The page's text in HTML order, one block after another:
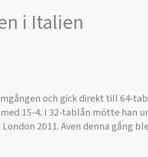
i Italien
och gick direkt till 64-
15-4. I 32-tablån mötte han
2011. Även denna gång